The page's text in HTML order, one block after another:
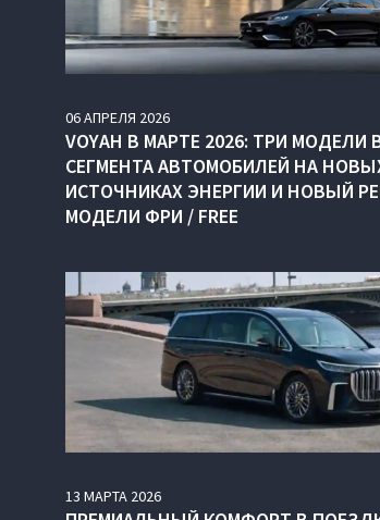
06АПРЕЛЯ 2026
VOYAH В МАРТЕ 2026: ТРИ МОДЕЛИ
СЕГМЕНТА АВТОМОБИЛЕЙ НА
ИСТОЧНИКАХ ЭНЕРГИИ И НОВЫЙ
МОДЕЛИ ФРИ / FREE
13 МАРТА 2026